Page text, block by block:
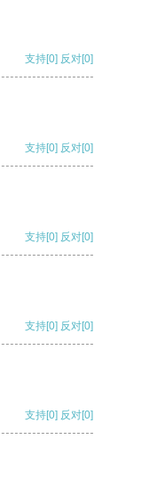
支持[0] 反对[0]
支持[0] 反对[0]
支持[0] 反对[0]
支持[0] 反对[0]
支持[0] 反对[0]